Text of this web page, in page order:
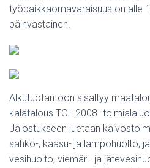
työpaikkaomavaraisuus on alle
päinvastainen.
Alkutuotantoon sisältyy
kalatalous TOL 2008 -
Jalostukseen luetaan
sähkö-, kaasu- ja lämpöhuolto,
vesihuolto, viemäri- ja